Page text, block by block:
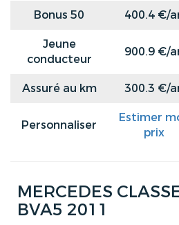
Bonus 50
400.4 €/
Jeune
conducteur
900.9 €/
Assuré au km 300.3 €/
Personnaliser
Estimer
prix
MERCEDES
BVA5 2011